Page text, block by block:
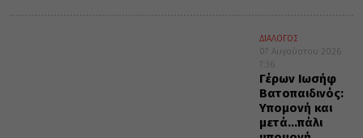
ΔΙΑΛΟΓΟΣ
07 Αυγούστου 2026
7:36
Γέρων Ιωσήφ
Βατοπαιδινός:
Υπομονή και
μετά…πάλι